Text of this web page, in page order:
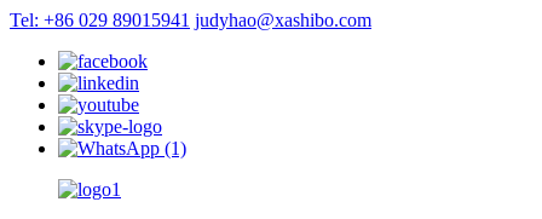
Tel: +86 029 89015941 judyhao@xashibo.com